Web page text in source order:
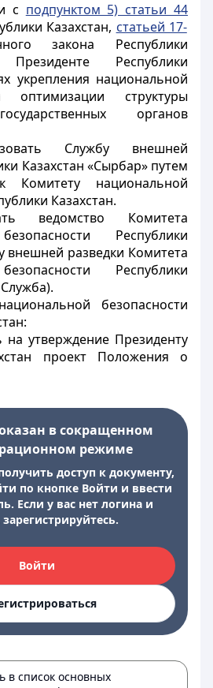
с подпунктом 5) статьи 44
Казахстан, статьей 17-
закона Республики
Республики
укрепления национальной
оптимизации структуры
органов
Службу внешней
Казахстан «Сырбар» путем
Комитету национальной
Казахстан.
ведомство Комитета
Республики
внешней разведки Комитета
Республики
безопасности
на утверждение Президенту
проект Положения о
в сокращенном
режиме
доступ к документу,
по кнопке Войти и ввести
Если у вас нет логина и
Войти
в список основных